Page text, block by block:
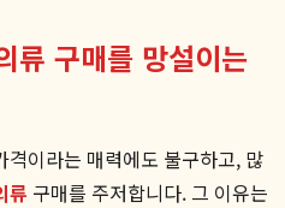
류 구매를 망설이는
이라는 매력에도 불구하고, 많
류 구매를 주저합니다. 그 이유는